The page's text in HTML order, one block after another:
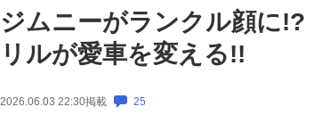
ジムニーがランクル顔に
リルが愛車を変える!!
2026.06.03 22:30掲載 25